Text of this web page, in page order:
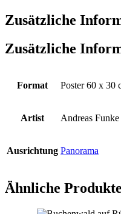
Zusätzliche
Zusätzliche
Format Poster 60 x 30
Artist Andreas Funke
Ausrichtung Panorama
Ähnliche Produkte